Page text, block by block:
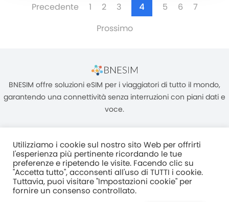
Precedente 1 2 3 4 5 6
7
Prossimo
BNESIM offre soluzioni eSIM per i viaggiatori di tutto il mondo,
garantendo una connettività senza interruzioni con piani dati e
voce.
Unità C, 8/F, King Palace Plaza, NO:55 King Yip Street, Kwun Tong,
Kowloon, HONG KONG
2017–2025 BNESIM LIMITED Tutti i diritti riservati
Utilizziamo i cookie sul nostro sito Web per offrirti
l'esperienza più pertinente ricordando le tue
preferenze e ripetendo le visite. Facendo clic su
"Accetta tutto", acconsenti all'uso di TUTTI i cookie.
Tuttavia, puoi visitare "Impostazioni cookie" per
fornire un consenso controllato.